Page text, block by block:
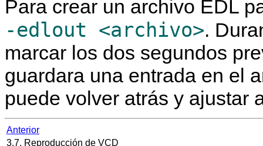
Para crear un archivo EDL
-edlout <archivo>.
marcar los dos segundos
guardara una entrada en el
puede volver atrás y ajustar
Anterior
3.7. Reproducción de VCD